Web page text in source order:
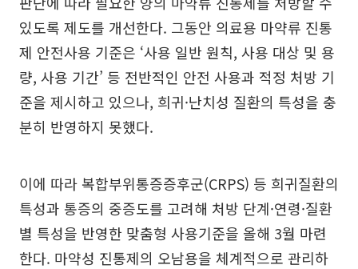
있도록 제도를 개선한다. 그동안 의료용 마약류 진통
제 안전사용 기준은 ‘사용 일반 원칙, 사용 대상 및 용
량, 사용 기간’ 등 전반적인 안전 사용과 적정 처방 기
준을 제시하고 있으나, 희귀·난치성 질환의 특성을 충
분히 반영하지 못했다.
이에 따라 복합부위통증증후군(CRPS) 등 희귀질환의
특성과 통증의 중증도를 고려해 처방 단계·연령·질환
별 특성을 반영한 맞춤형 사용기준을 올해 3월 마련
한다. 마약성 진통제의 오남용을 체계적으로 관리하